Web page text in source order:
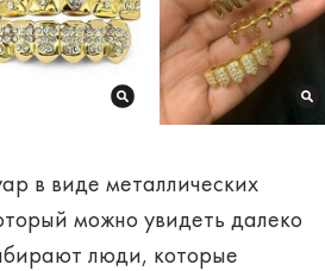
в виде металлических
можно увидеть далеко
люди, которые